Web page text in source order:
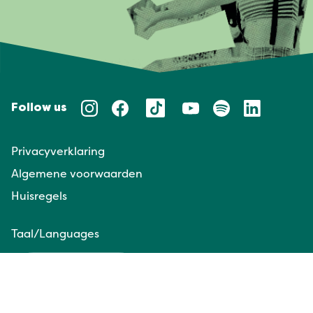
Follow us
Privacyverklaring
Algemene voorwaarden
Huisregels
Taal/Languages